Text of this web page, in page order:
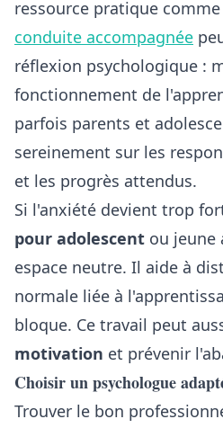
ressource pratique comme
conduite accompagnée
réflexion psychologique :
fonctionnement de
parfois parents et
sereinement sur les
et les progrès attendus.
Si l'anxiété devient trop
pour adolescent ou jeune
espace neutre. Il aide à
normale liée à
bloque. Ce travail peut
motivation et prévenir
Choisir un psychologue
Trouver le bon